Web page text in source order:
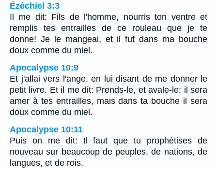
Ézéchiel 3:3
Il me dit: Fils de l'homme, nourris ton ventre et
remplis tes entrailles de ce rouleau que je te
donne! Je le mangeai, et il fut dans ma bouche
doux comme du miel.
Apocalypse 10:9
Et j'allai vers l'ange, en lui disant de me donner le
petit livre. Et il me dit: Prends-le, et avale-le; il sera
amer à tes entrailles, mais dans ta bouche il sera
doux comme du miel.
Apocalypse 10:11
Puis on me dit: Il faut que tu prophétises de
nouveau sur beaucoup de peuples, de nations, de
langues, et de rois.